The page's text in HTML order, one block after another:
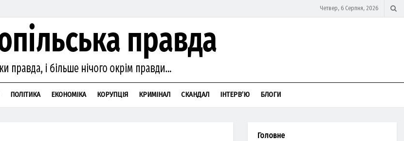
Четвер, 6 Серпня, 2026
ПОЛІТИКА ЕКОНОМІКА КОРУПЦІЯ КРИМІНАЛ СКАНДАЛ ІНТЕРВ’Ю БЛОГИ
Головне